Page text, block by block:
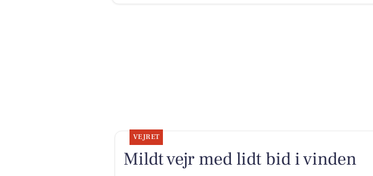
VEJRET
Mildt vejr med lidt bid i vinden